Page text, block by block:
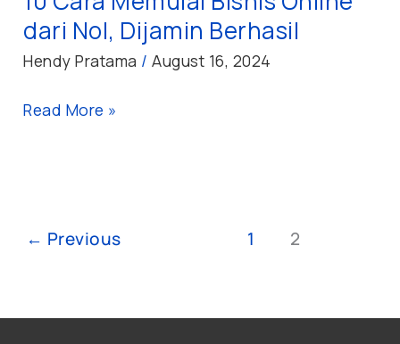
dari Nol, Dijamin Berhasil
Hendy Pratama /August 16, 2024
Read More »
← Previous 1 2